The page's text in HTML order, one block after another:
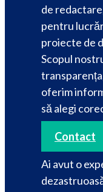
de
pentru
proiecte de
Scopul
oferim
să alegi
Contact
Ai avut o